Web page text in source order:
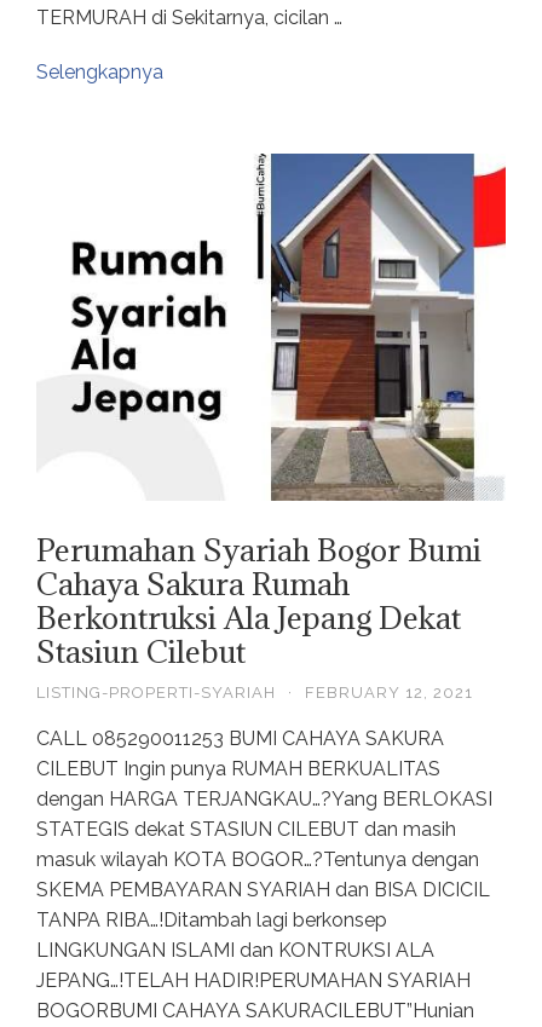
TERMURAH di Sekitarnya, cicilan …
Selengkapnya
Perumahan Syariah Bogor Bumi
Cahaya Sakura Rumah
Berkontruksi Ala Jepang Dekat
Stasiun Cilebut
LISTING-PROPERTI-SYARIAH · FEBRUARY 12, 2021
CALL 085290011253 BUMI CAHAYA SAKURA
CILEBUT Ingin punya RUMAH BERKUALITAS
dengan HARGA TERJANGKAU…?Yang BERLOKASI
STATEGIS dekat STASIUN CILEBUT dan masih
masuk wilayah KOTA BOGOR…?Tentunya dengan
SKEMA PEMBAYARAN SYARIAH dan BISA DICICIL
TANPA RIBA…!Ditambah lagi berkonsep
LINGKUNGAN ISLAMI dan KONTRUKSI ALA
JEPANG…!TELAH HADIR!PERUMAHAN SYARIAH
BOGORBUMI CAHAYA SAKURACILEBUT”Hunian